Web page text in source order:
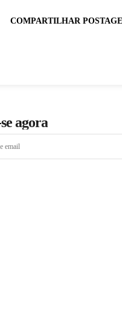
COMPARTILHAR
agora